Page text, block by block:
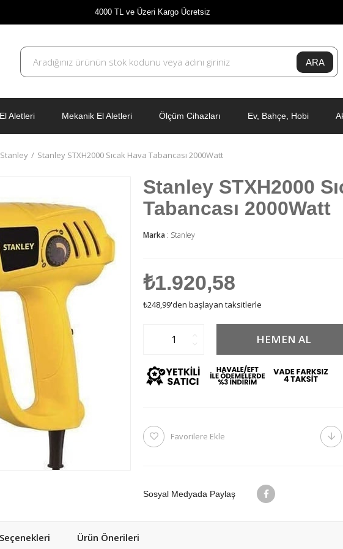
4000 TL ve Üzeri Kargo Ücretsiz
Aletleri Mekanik El Aletleri Ölçüm Cihazları Ev, Bahçe, Hobi
Stanley Stanley STXH2000 Sıcak Hava Tabancası 2000Watt
Stanley STXH2000
Tabancası 2000Watt
Marka : Stanley
₺1.920,58
₺248,99'den başlayan taksitlerle
Favorilere Ekle
Sosyal Medyada Paylaş
Ürün Önerileri